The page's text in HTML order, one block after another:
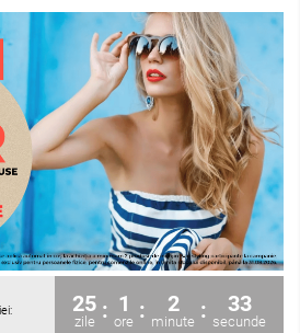
25
zile : 1
ore : 2
minute : 31
secunde